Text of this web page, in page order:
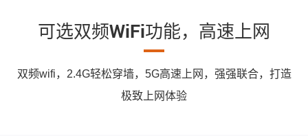
可选双频WiFi功能，高速上网
双频wifi，2.4G轻松穿墙，5G高速上网，强强联合，打造
极致上网体验